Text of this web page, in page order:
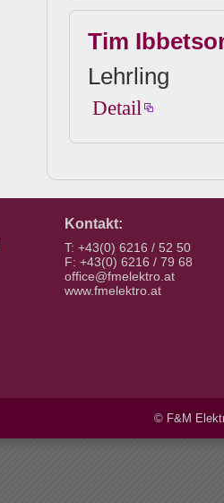
Tim
Lehrling
Detail
Kontakt:
T: +43(0) 6216 / 52 50
F: +43(0) 6216 / 79 68
office@fmelektro.at
www.fmelektro.at
© F&M